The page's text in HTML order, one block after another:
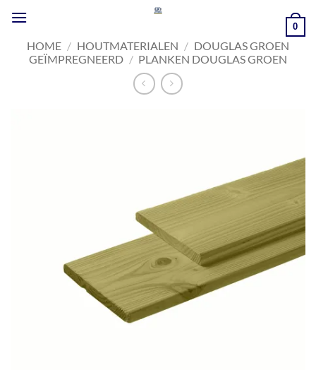
naar
inhoud
0
HOME / HOUTMATERIALEN / DOUGLAS GROEN
GEÏMPREGNEERD / PLANKEN DOUGLAS GROEN